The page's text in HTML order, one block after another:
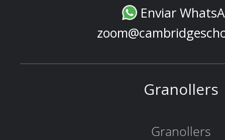
Enviar
Granollers
Granollers